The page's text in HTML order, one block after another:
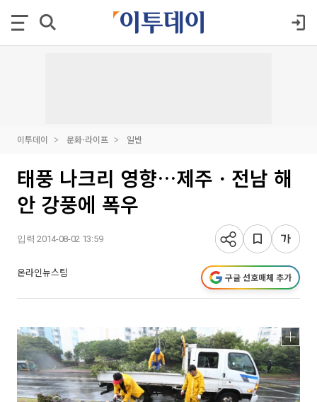
이투데이 문화·라이프 일반
태풍 나크리 영향…제주ㆍ전남 해
안 강풍에 폭우
입력 2014-08-02 13:59
온라인뉴스팀 구글 선호매체 추가